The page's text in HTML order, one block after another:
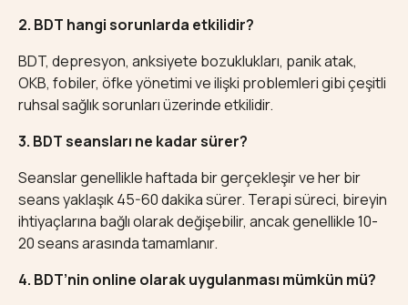
2. BDT hangi sorunlarda etkilidir?
BDT, depresyon, anksiyete bozuklukları, panik atak,
OKB, fobiler, öfke yönetimi ve ilişki problemleri gibi çeşitli
ruhsal sağlık sorunları üzerinde etkilidir.
3. BDT seansları ne kadar sürer?
Seanslar genellikle haftada bir gerçekleşir ve her bir
seans yaklaşık 45-60 dakika sürer. Terapi süreci, bireyin
ihtiyaçlarına bağlı olarak değişebilir, ancak genellikle 10-
20 seans arasında tamamlanır.
4. BDT’nin online olarak uygulanması mümkün mü?